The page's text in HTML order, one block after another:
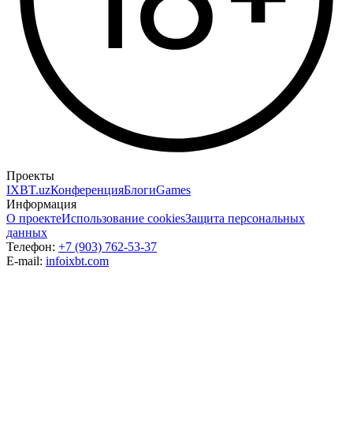
Проекты
IXBT.uzКонференцияБлогиGames
Информация
О проектеИспользование cookiesЗащита персональных
данных
Телефон: +7 (903) 762-53-37
E-mail: infoixbt.com